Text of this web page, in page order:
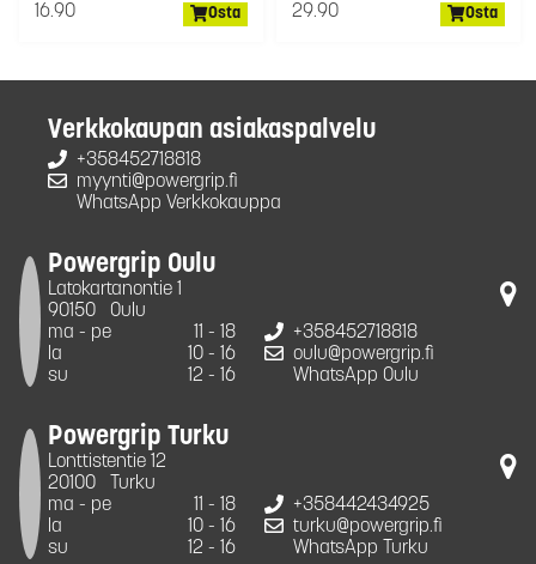
16.90
Osta
29.90
Osta
Verkkokaupan asiakaspalvelu
+358452718818
myynti@powergrip.fi
WhatsApp Verkkokauppa
Powergrip Oulu
Latokartanontie 1
90150
Oulu
ma - pe
11 - 18
la
10 - 16
su
12 - 16
+358452718818
oulu@powergrip.fi
WhatsApp Oulu
Powergrip Turku
Lonttistentie 12
20100
Turku
ma - pe
11 - 18
la
10 - 16
su
12 - 16
+358442434925
turku@powergrip.fi
WhatsApp Turku